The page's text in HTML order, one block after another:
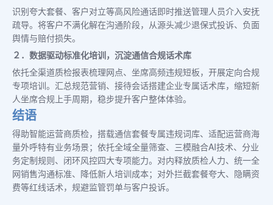
识别夸大套餐、客户对立等高风险通话即时推送管理人员介入安抚
疏导。将客户不满化解在沟通阶段，从源头减少退保式投诉、负面
舆情与赔付损失。
２．数据驱动标准化培训，沉淀通信合规话术库
依托全渠道质检报表梳理网点、坐席高频违规短板，开展定向合规
专项培训。汇总规范营销、接待会话搭建企业专属话术库，缩短新
人坐席合规上手周期，稳步提升客户整体体验。
结语
得助智能运营商质检，搭载通信套餐专属违规词库、适配运营商海
量外呼特有业务场景；依托全域全量筛查、三模融合AI技术、分业
务定制规则、闭环风控四大专项能力。对内释放质检人力、统一全
网销售沟通标准、降低新人培训成本；对外拦截套餐夸大、隐瞒资
费等红线话术，规避监管罚单与客户投诉。